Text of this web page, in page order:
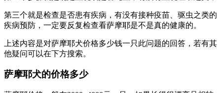
第三个就是检查是否患有疾病，有没有接种疫苗、驱虫之类的
疾病预防，一定要反复检查看萨摩耶是不是真的健康的。
上述内容是对萨摩耶犬价格多少钱一只此问题的回答，若有其
他疑问可以在下方搜索。
萨摩耶犬的价格多少